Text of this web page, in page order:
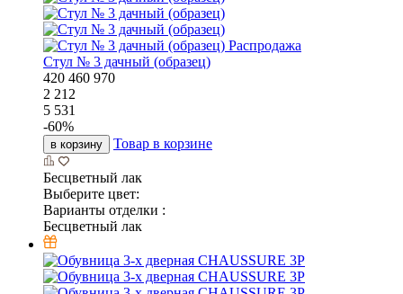
Распродажа
Стул № 3 дачный (образец)
420 460 970
2 212
5 531
-60%
в корзину Товар в корзине
Бесцветный лак
Выберите цвет:
Варианты отделки :
Бесцветный лак